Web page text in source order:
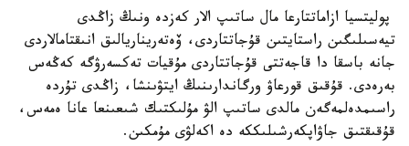
پوليتسيا ازاماتتارعا مال ساتىپ الار كەزدە ونىڭ زاڭدى
تيەسىلىگىن راستايتىن قۇجاتتاردى، ۆەتەريناريالىق انىقتامالاردى
جانە باسقا دا قاجەتتى قۇجاتتاردى مۇقيات تەكسەرۋگە كەڭەس
بەرەدى. قۇقىق قورعاۋ ورگاندارىنىڭ ايتۋىنشا، زاڭدى تۇردە
راسىمدەلمەگەن مالدى ساتىپ الۋ مۇلىكتىك شىعىنعا عانا ەمەس،
قۇقىقتىق جاۋاپكەرشىلىككە دە اكەلۋى مۇمكىن.